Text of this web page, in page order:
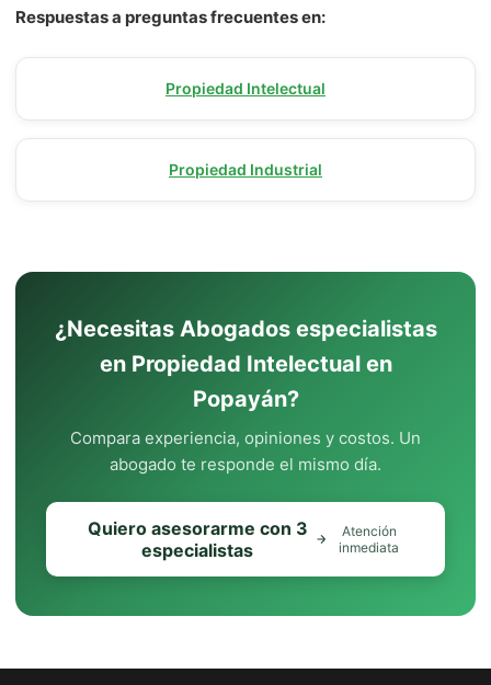
Respuestas a preguntas frecuentes en:
Propiedad Intelectual
Propiedad Industrial
¿Necesitas Abogados especialistas
en Propiedad Intelectual en
Popayán?
Compara experiencia, opiniones y costos. Un
abogado te responde el mismo día.
Quiero asesorarme con 3
especialistas
Atención
inmediata